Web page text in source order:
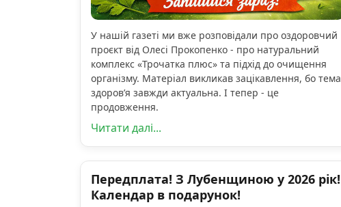
У нашій газеті ми вже розповідали про оздоровчий
проєкт від Олесі Прокопенко - про натуральний
комплекс «Трочатка плюс» та підхід до очищення
організму. Матеріал викликав зацікавлення, бо тема
здоров’я завжди актуальна. І тепер - це
продовження.
Читати далі...
Передплата! З Лубенщиною у 2026 рік!
Календар в подарунок!